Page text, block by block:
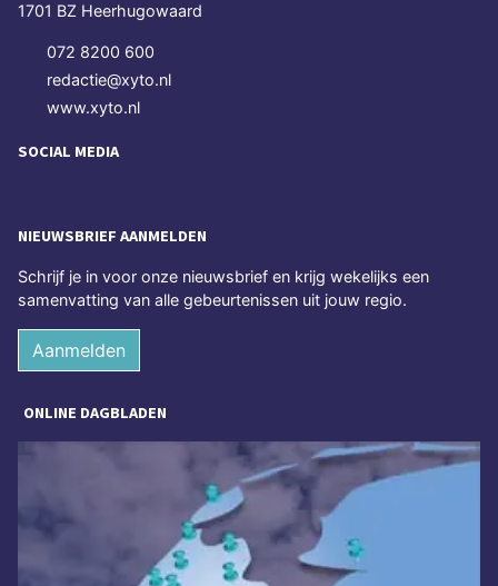
1701 BZ Heerhugowaard
072 8200 600
redactie@xyto.nl
www.xyto.nl
SOCIAL MEDIA
NIEUWSBRIEF AANMELDEN
Schrijf je in voor onze nieuwsbrief en krijg wekelijks een
samenvatting van alle gebeurtenissen uit jouw regio.
Aanmelden
ONLINE DAGBLADEN